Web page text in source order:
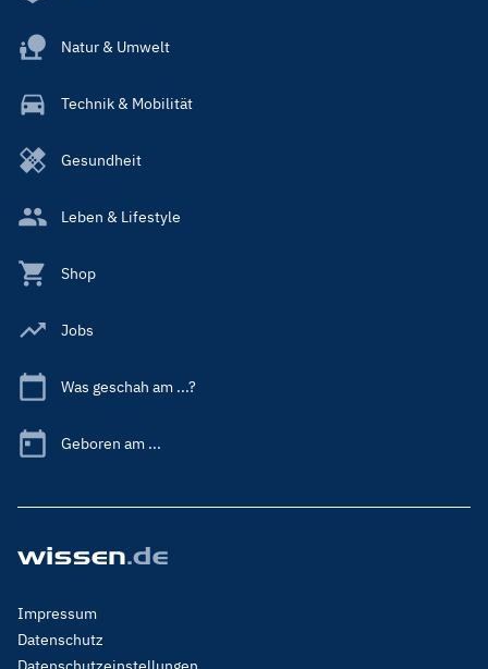
Natur & Umwelt
Technik & Mobilität
Gesundheit
Leben & Lifestyle
Shop
Jobs
Was geschah am ...?
Geboren am ...
Footer
Menu
Legal
Impressum
Datenschutz